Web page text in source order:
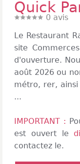
Quick
0 avis
Le Restaurant
site
d'ouverture.
août 2026 ou
métro, rer, ainsi
...
IMPORTANT :
est ouvert le
contactez le.